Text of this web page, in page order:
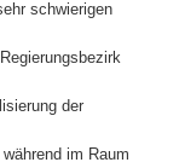
schwierigen
der
im Raum